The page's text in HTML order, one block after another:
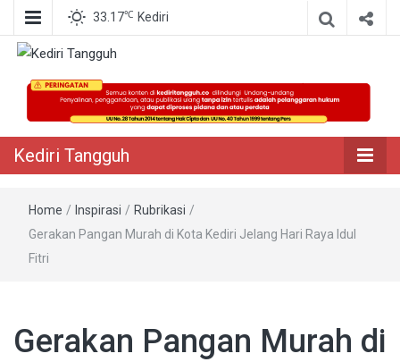
33.17℃ Kediri
Kediri Tangguh
Berita Akurat Terpercaya
Kediri Tangguh
Home / Inspirasi / Rubrikasi /
Gerakan Pangan Murah di Kota Kediri Jelang Hari Raya Idul
Fitri
Gerakan Pangan Murah di